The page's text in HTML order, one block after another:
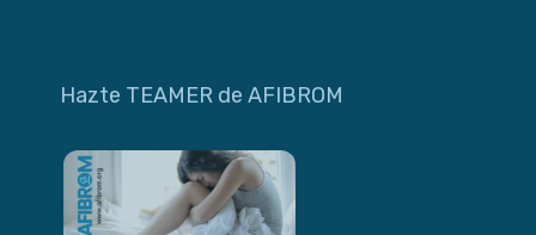
Hazte TEAMER de AFIBROM